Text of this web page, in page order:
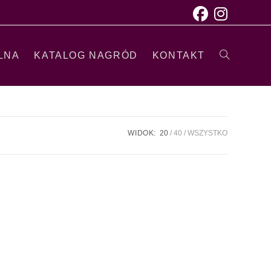
KATALOG NAGRÓD KONTAKT
WIDOK: 20 40 WSZYSTKO